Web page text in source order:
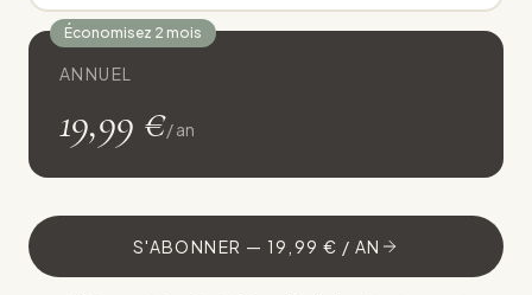
Économisez 2 mois
ANNUEL
19,99 €/ an
S'ABONNER — 19,99 € / AN